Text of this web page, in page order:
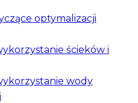
optymalizacji
ścieków i
wody